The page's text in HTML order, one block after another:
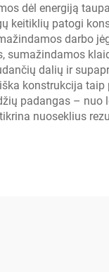
dėl energiją
keitiklių patogi
darbo
sumažindamos
dalių ir
konstrukcija
padangas – nuo
nuoseklius